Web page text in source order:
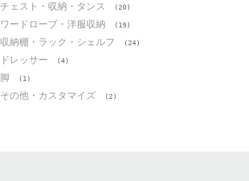
チェスト・収納・タンス (20)
ワードローブ・洋服収納 (19)
収納棚・ラック・シェルフ (24)
ドレッサー (4)
脚 (1)
その他・カスタマイズ (2)